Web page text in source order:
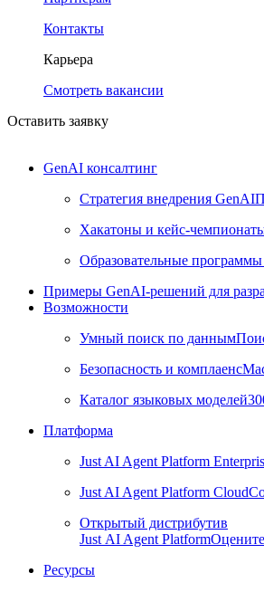
Контакты
Карьера
Смотреть вакансии
Оставить заявку
GenAI консалтинг
Стратегия внедрения GenAI
Хакатоны и кейс-
Образовательные
Примеры GenAI-решений для
Возможности
Умный поиск по данным
Безопасность и комплаенс
Каталог языковых моделей
Платформа
Just AI Agent Platform
Just AI Agent Platform Cloud
Открытый дистрибутив
Just AI Agent Platform
Ресурсы